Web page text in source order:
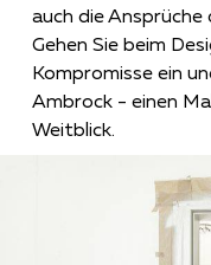
auch die
Gehen Sie beim
Kompromisse ein
Ambrock - einen
Weitblick.